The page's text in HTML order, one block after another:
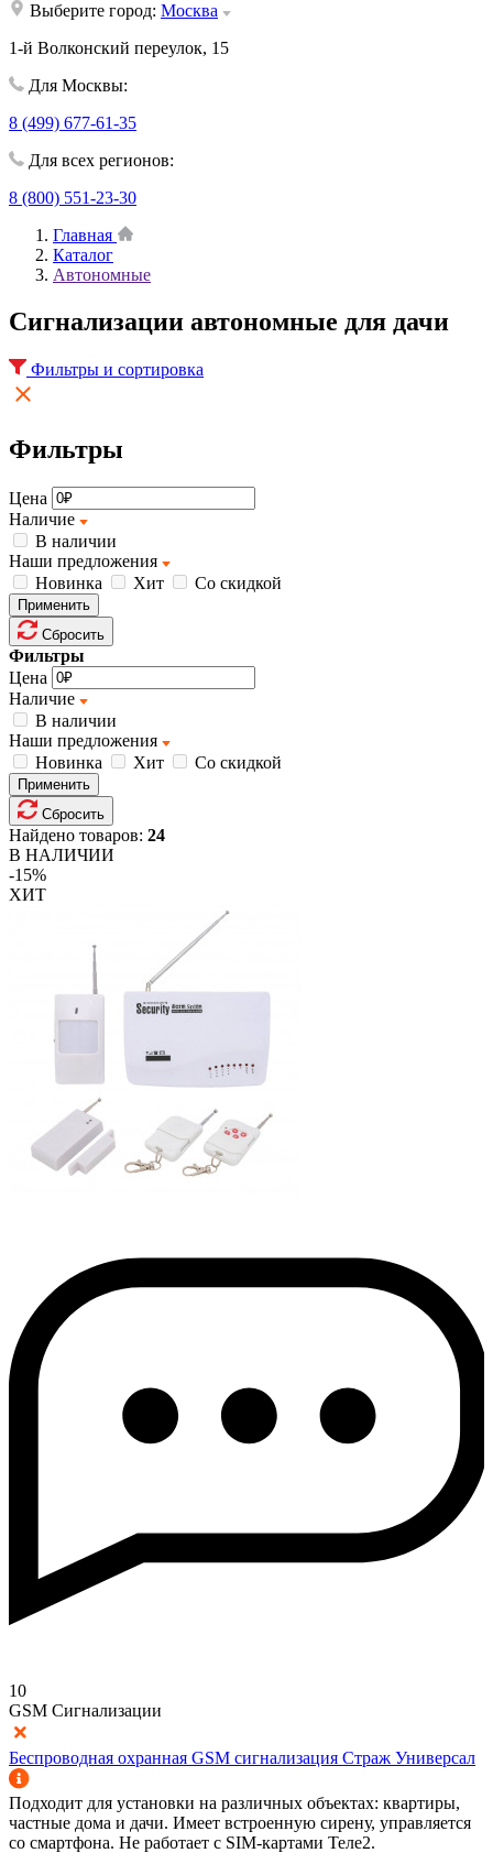
Выберите город: Москва
1-й Волконский переулок, 15
Для Москвы:
8 (499) 677-61-35
Для всех регионов:
8 (800) 551-23-30
Главная
Каталог
Автономные
Cигнализации автономные для дачи
Фильтры и сортировка
Фильтры
Цена
Наличие
В наличии
Наши предложения
Новинка
Хит Со скидкой
Применить
Сбросить
Фильтры
Цена
Наличие
В наличии
Наши предложения
Новинка
Хит Со скидкой
Применить
Сбросить
Найдено товаров: 24
В НАЛИЧИИ
-15%
ХИТ
10
GSM Сигнализации
Беспроводная охранная GSM сигнализация Страж Универсал
Подходит для установки на различных объектах: квартиры,
частные дома и дачи. Имеет встроенную сирену, управляется
со смартфона. Не работает с SIM-картами Теле2.